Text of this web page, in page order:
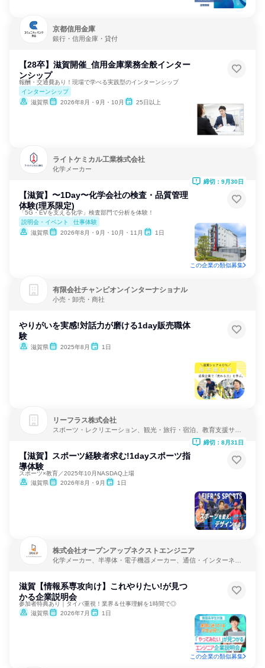
京都信用金庫
銀行・信用金庫・貸付
【28卒】滋賀開催_信用金庫業務全般インター
ンシップ
報酬・交通費あり！現場で学べる実践型のインターンシップ
インターンシップ
滋賀県
2026年8月・9月・10月 25日以上
ライトケミカル工業株式会社
化学メーカー
【滋賀】〜1Day〜化学会社の検査・品質管理
体験(理系限定)
「5G・EVを支える化学」検査部門で分析を体験！
説明会・イベント
仕事体験
滋賀県
2026年8月・9月・10月・11月 1日
締切：9月30日
この企業の類似募集
有限会社チャンピオンインターナショナル
小売・卸売・商社
やりがいを実感!対話力が磨ける1day販売職体
験
滋賀県 2025年8月 1日
リーフラス株式会社
スポーツ・レクリエーション、観光・旅行・宿泊、教育支援サー
【滋賀】スポーツ経験者求む!1dayスポーツ指
導体験
スポーツ×教育／2025年10月NASDAQ上場
滋賀県
2026年8月・9月 1日
締切：8月31日
株式会社オープンアップネクストエンジニア
化学メーカー、半導体・電子機器メーカー、通信・インターネッ
滋賀【情報系専攻向け】これやりたい!が見つ
かる企業説明会
参加者特典あり｜タイパ重視！業界＆仕事理解を1時間で◎
滋賀県
2026年7月 1日
この企業の類似募集